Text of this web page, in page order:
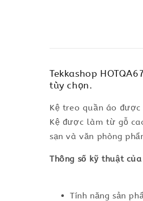
Tekkashop
tùy chọn.
Kệ treo quần áo
Kệ được làm từ gỗ
sạn và văn phòng
Thông số kỹ thuật của
Tính năng sản